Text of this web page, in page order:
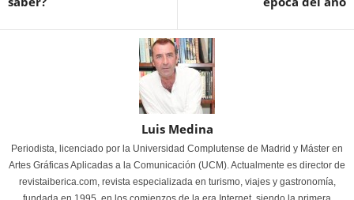
Luis Medina
Periodista, licenciado por la Universidad Complutense de Madrid y Máster en
Artes Gráficas Aplicadas a la Comunicación (UCM). Actualmente es director de
revistaiberica.com, revista especializada en turismo, viajes y gastronomía,